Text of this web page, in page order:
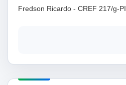
Fredson Ricardo - CREF 217/g-PI